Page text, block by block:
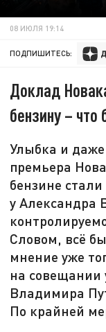
08 ИЮЛЯ 19:14
ПОДПИШИТЕСЬ:
Доклад
бензину –
Улыбка и
премьера
бензине
у Александра
Словом, всё
мнение уже
на совещании
Владимира
По крайней